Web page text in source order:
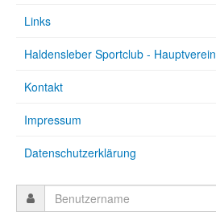
Links
Haldensleber Sportclub - Hauptverein
Kontakt
Impressum
Datenschutzerklärung